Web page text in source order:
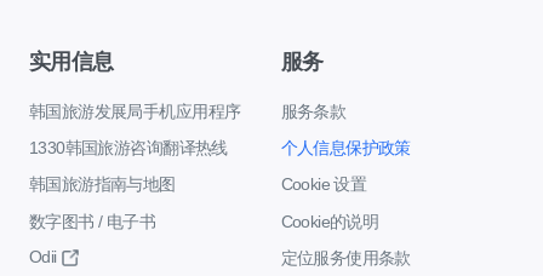
实用信息
韩国旅游发展局手机应用程序
1330韩国旅游咨询翻译热线
韩国旅游指南与地图
数字图书 / 电子书
Odii
服务
服务条款
个人信息保护政策
Cookie 设置
Cookie的说明
定位服务使用条款